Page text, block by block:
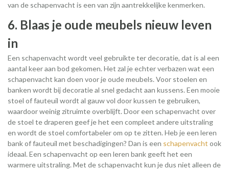
van de schapenvacht is een van zijn aantrekkelijke kenmerken.
6. Blaas je oude meubels nieuw leven
in
Een schapenvacht wordt veel gebruikte ter decoratie, dat is al een
aantal keer aan bod gekomen. Het zal je echter verbazen wat een
schapenvacht kan doen voor je oude meubels. Voor stoelen en
banken wordt bij decoratie al snel gedacht aan kussens. Een mooie
stoel of fauteuil wordt al gauw vol door kussen te gebruiken,
waardoor weinig zitruimte overblijft. Door een schapenvacht over
de stoel te draperen geef je het een compleet andere uitstraling
en wordt de stoel comfortabeler om op te zitten. Heb je een leren
bank of fauteuil met beschadigingen? Dan is een schapenvacht ook
ideaal. Een schapenvacht op een leren bank geeft het een
warmere uitstraling. Met de schapenvacht kun je dus niet alleen de